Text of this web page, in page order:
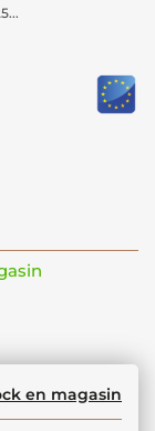
en magasin